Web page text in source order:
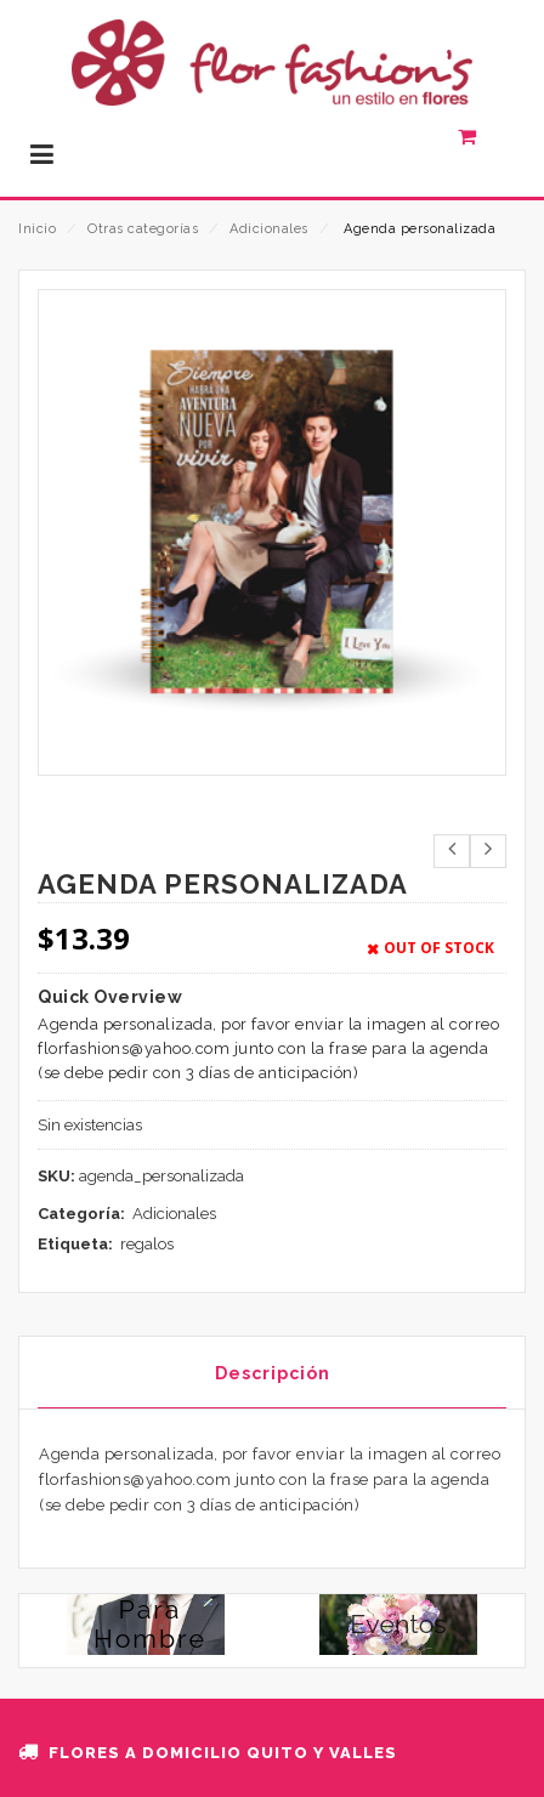
Inicio Otras categorías Adicionales Agenda personalizada
AGENDA PERSONALIZADA
$13.39 OUT OF STOCK
Quick Overview
Agenda personalizada, por favor enviar la imagen al correo
florfashions@yahoo.com junto con la frase para la agenda
(se debe pedir con 3 días de anticipación)
Sin existencias
SKU: agenda_personalizada
Categoría: Adicionales
Etiqueta: regalos
Descripción
Agenda personalizada, por favor enviar la imagen al correo
florfashions@yahoo.com junto con la frase para la agenda
(se debe pedir con 3 días de anticipación)
FLORES A DOMICILIO QUITO Y VALLES